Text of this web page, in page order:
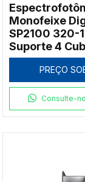
Monofeixe
SP2100 320-
Suporte 4
e Software PC
PREÇO
Consulte-